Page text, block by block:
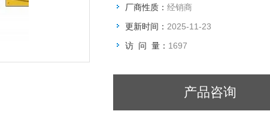
厂商性质： 经销商
更新时间： 2025-11-23
访 问 量： 1697
产品咨询